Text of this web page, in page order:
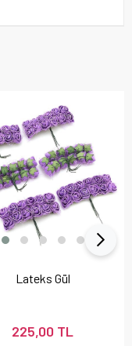
Lateks Gül
225,00 TL